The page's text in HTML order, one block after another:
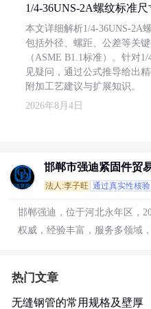
1/4-36UNS-2A螺纹标准尺
本文详细解析1/4-36UNS-2A
包括外径、螺距、公差等关
（ASME B1.1标准）。针对
见疑问，通过公式推导给出
附加工艺建议与扩展知识。
2026年8月4日
邯郸市强迪紧固件贸
法人:李子旺 通过真实性核验
邯郸强迪，位于河北永年区，
权威，经验丰富，服务多领域
热门文章
无缝钢管的常用规格及壁厚